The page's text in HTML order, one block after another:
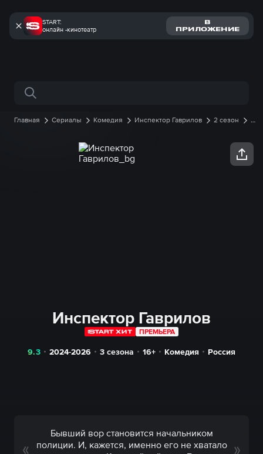
START:
онлайн -кинотеатр
В
ПРИЛОЖЕНИЕ
Поиск по сайту
Главная Сериалы Комедия Инспектор Гаврилов 2 сезон
3
Инспектор Гаврилов
ПРЕМЬЕРА
9.3 2024-2026 3 сезона 16+ Комедия Россия
Бывший вор становится начальником
полиции. И, кажется, именно его не хватало